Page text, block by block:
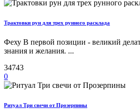
Трактовки рун для трех рунного расклада
Феху В первой позиции - великий
знания и желания. ...
34743
0
Ритуал Три свечи от Прозерпины